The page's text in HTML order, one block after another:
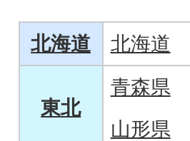
北海道 北海道
東北
青森県
山形県